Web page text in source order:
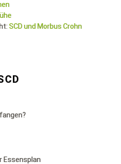
SCD und Morbus Crohn
Essensplan